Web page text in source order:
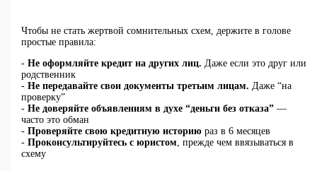
Чтобы не стать жертвой сомнительных схем, держите в голове
простые правила:
- Не оформляйте кредит на других лиц. Даже если это друг или
родственник
- Не передавайте свои документы третьим лицам. Даже “на
проверку”
- Не доверяйте объявлениям в духе “деньги без отказа”—
часто это обман
- Проверяйте свою кредитную историюраз в 6 месяцев
- Проконсультируйтесь с юристом, прежде чем ввязываться в
схему